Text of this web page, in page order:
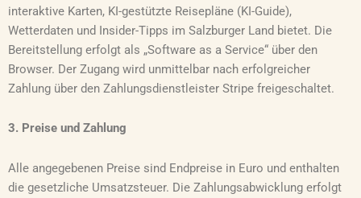
interaktive Karten, KI-gestützte Reisepläne (KI-Guide),
Wetterdaten und Insider-Tipps im Salzburger Land bietet. Die
Bereitstellung erfolgt als „Software as a Service“ über den
Browser. Der Zugang wird unmittelbar nach erfolgreicher
Zahlung über den Zahlungsdienstleister Stripe freigeschaltet.
3. Preise und Zahlung
Alle angegebenen Preise sind Endpreise in Euro und enthalten
die gesetzliche Umsatzsteuer. Die Zahlungsabwicklung erfolgt